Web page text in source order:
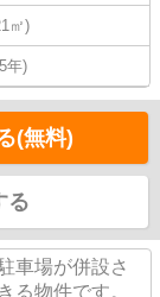
㎡)
年)
(無料)
る
車場が併設さ
る物件です。